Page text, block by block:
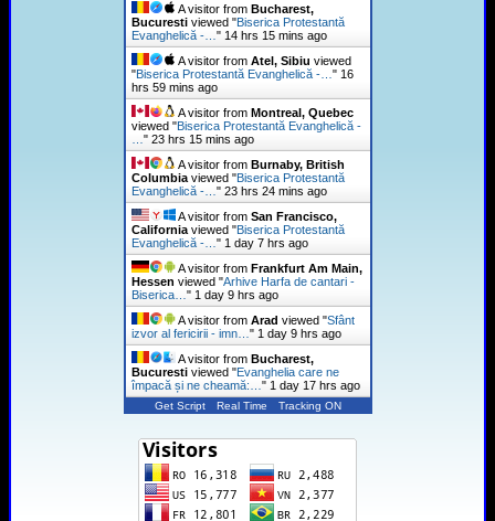
A visitor from Bucharest,
Bucurestiviewed "Biserica Protestantă
Evanghelică -… " 14 hrs 15 mins ago
A visitor from Atel, Sibiu viewed
"Biserica Protestantă Evanghelică -… " 16
hrs 59 mins ago
A visitor from Montreal, Quebec
viewed "Biserica Protestantă Evanghelică -
" 23 hrs 15 mins ago
A visitor from Burnaby, British
Columbiaviewed "Biserica Protestantă
Evanghelică -… " 23 hrs 24 mins ago
A visitor from San Francisco,
Californiaviewed "Biserica Protestantă
Evanghelică -… " 1 day 7 hrs ago
A visitor from Frankfurt Am Main,
Hessen viewed "Arhive Harfa de cantari -
Biserica… " 1 day 9 hrs ago
A visitor from Arad viewed "Sfânt
izvor al fericirii - imn… " 1 day 9 hrs ago
A visitor from Bucharest,
Bucurestiviewed "Evanghelia care ne
împacă și ne cheamă:… " 1 day 17 hrs ago
Get Script Real Time Tracking ON